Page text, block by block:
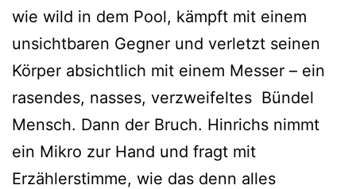
wie wild in dem Pool, kämpft mit einem
unsichtbaren Gegner und verletzt seinen
Körper absichtlich mit einem Messer – ein
rasendes, nasses, verzweifeltes Bündel
Mensch. Dann der Bruch. Hinrichs nimmt
ein Mikro zur Hand und fragt mit
Erzählerstimme, wie das denn alles